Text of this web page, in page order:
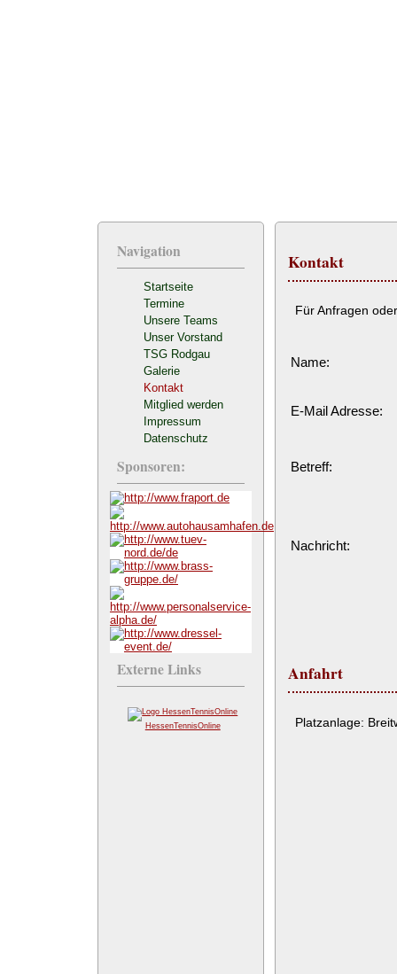
Navigation
Startseite
Termine
Unsere Teams
Unser Vorstand
TSG Rodgau
Galerie
Kontakt
Mitglied werden
Impressum
Datenschutz
Sponsoren:
Externe Links
HessenTennisOnline
Kontakt
Für Anfragen
Name:
E-Mail Adresse:
Betreff:
Nachricht:
Anfahrt
Platzanlage: